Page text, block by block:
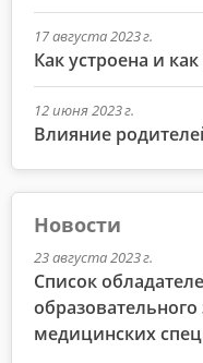
17 августа 2023 г.
Как устроена и
12 июня 2023 г.
Влияние
Новости
23 августа 2023 г.
Список
образовательного
медицинских